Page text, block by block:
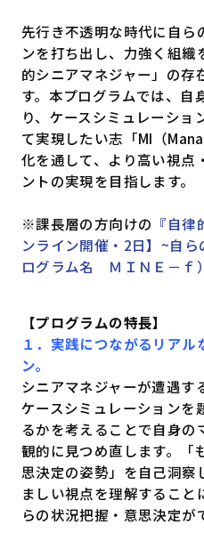
先行き不透明な時代に自ら
ンを打ち出し、力強く組
的シニアマネジャー」の存
す。本プログラムでは、自
り、ケースシミュレーショ
て実現したい志「MI（
化を通して、より高い視点
ントの実現を目指します。
※課長層の方向けの 『自
ンライン開催・2日】~自
ログラム名 ＭＩＮＥ－ｆ
【プログラムの特長】
１．実践につながるリアル
ン。
シニアマネジャーが遭遇す
ケースシミュレーションを
るかを考えることで自身
観的に見つめ直します。「
思決定の姿勢」を自己洞察
ましい視点を理解すること
らの状況把握・意思決定が